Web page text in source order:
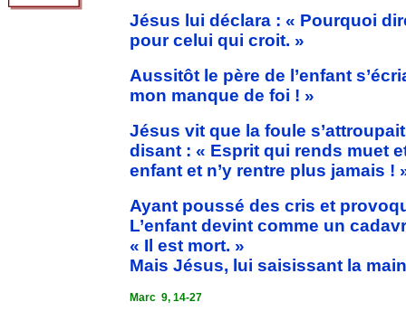
Jésus lui déclara : « Pourquoi
pour celui qui croit. »
Aussitôt le père de l’enfant
mon manque de foi ! »
Jésus vit que la foule
disant : « Esprit qui rends muet
enfant et n’y rentre plus jamais !
Ayant poussé des cris et
L’enfant devint comme un
« Il est mort. »
Mais Jésus, lui saisissant la
Marc 9, 14-27